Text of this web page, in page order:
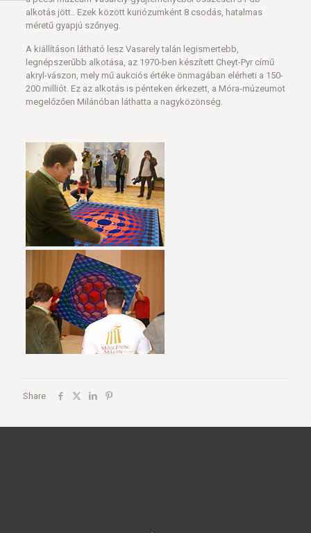
alkotás jött.. Ezek között kuriózumként 8 csodás, hatalmas
méretű gyapjú szőnyeg.
A kiállításon látható lesz Vasarely talán legismertebb,
legnépszerűbb alkotása, az 1970-ben készített Cheyt-Pyr című
akryl-vászon, mely mű aukciós értéke önmagában elérheti a 150-
200 milliót. Ez az alkotás is pénteken érkezett, a Móra-múzeumot
megelőzően Milánóban láthatta a nagyközönség.
Share